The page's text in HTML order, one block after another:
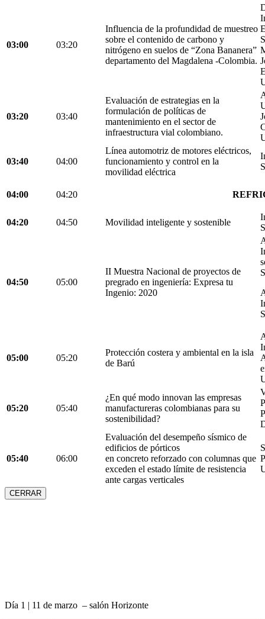
03:00 03:20
Influencia de la profundidad de muestreo
sobre el contenido de carbono y
nitrógeno en suelos de “Zona Bananera”
departamento del Magdalena -Colombia.
03:20 03:40
Evaluación de estrategias en la
formulación de políticas de
mantenimiento en el sector de
infraestructura vial colombiano.
03:40 04:00
Línea automotriz de motores eléctricos,
funcionamiento y control en la
movilidad eléctrica
04:00 04:20
04:20 04:50 Movilidad inteligente y sostenible
04:50 05:00
II Muestra Nacional de proyectos de
pregrado en ingeniería: Expresa tu
Ingenio: 2020
05:00 05:20
Protección costera y ambiental en la isla
de Barú
05:20 05:40
¿En qué modo innovan las empresas
manufactureras colombianas para su
sostenibilidad?
05:40 06:00
Evaluación del desempeño sísmico de
edificios de pórticos
en concreto reforzado con columnas que
exceden el estado límite de resistencia
ante cargas verticales
CERRAR
Día 1 | 11 de marzo – salón Horizonte